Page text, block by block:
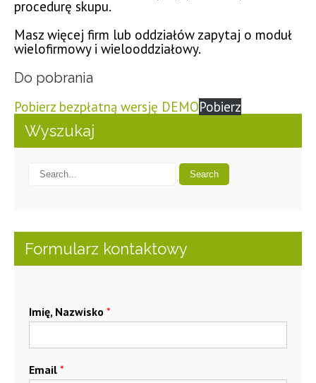
procedurę skupu.
Masz więcej firm lub oddziałów zapytaj o moduł
wielofirmowy i wielooddziałowy.
Do pobrania
Pobierz bezpłatną wersję DEMOPobierz
Wyszukaj
Formularz kontaktowy
Imię, Nazwisko *
Email *